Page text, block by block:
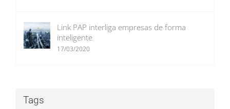
Link PAP interliga empresas de forma
inteligente
17/03/2020
Tags